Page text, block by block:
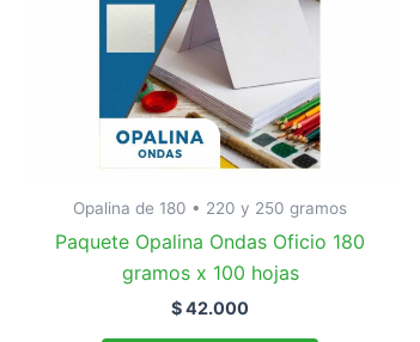
Opalina de 180 • 220 y 250 gramos
Paquete Opalina Ondas Oficio 180
gramos x 100 hojas
$42.000